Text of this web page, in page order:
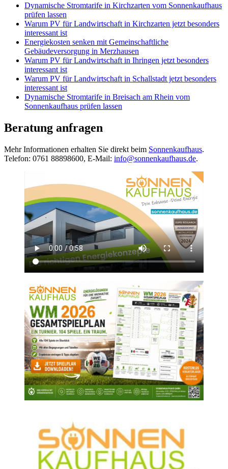
Dynamische Stromtarife in Kirchzarten vom Sonnenkaufhaus
prüfen lassen
Warum PV für Landwirtschaft in Kirchzarten jetzt besonders
interessant ist
Energiekosten senken mit Gemeinschaftliche
Gebäudeversorgung in Merzhausen
Warum PV für Landwirtschaft in Ihringen jetzt besonders
interessant ist
Warum PV für Landwirtschaft in Schallstadt jetzt besonders
interessant ist
Dynamische Stromtarife in Breisach am Rhein vom
Sonnenkaufhaus prüfen lassen
Beratung anfragen
Mehr Informationen erhalten Sie direkt beim Sonnenkaufhaus.
Telefon: 0761 88898600, E-Mail: info@sonnenkaufhaus.de.